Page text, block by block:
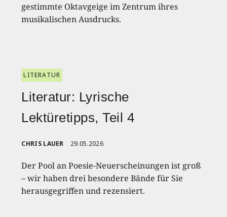
gestimmte Oktavgeige im Zentrum ihres
musikalischen Ausdrucks.
LITERATUR
Literatur: Lyrische
Lektüretipps, Teil 4
CHRIS LAUER 29.05.2026
Der Pool an Poesie-Neuerscheinungen ist groß
– wir haben drei besondere Bände für Sie
herausgegriffen und rezensiert.